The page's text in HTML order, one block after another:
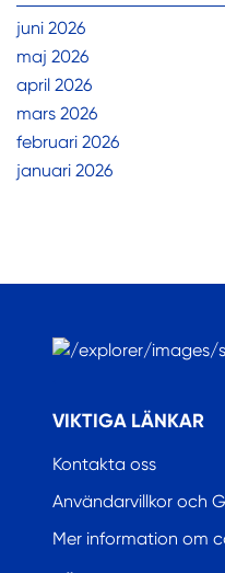
juni 2026
maj 2026
april 2026
mars 2026
februari 2026
januari 2026
VIKTIGA LÄNKAR
Kontakta oss
Användarvillkor och
Mer information om